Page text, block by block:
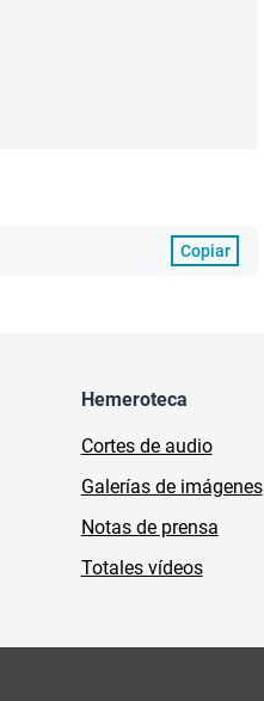
Copiar
Hemeroteca
Cortes de audio
Galerías de imágenes
Notas de prensa
Totales vídeos